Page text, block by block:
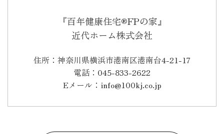
『百年健康住宅®FPの家』
近代ホーム株式会社
住所：神奈川県横浜市港南区港南台4-21-17
電話：045-833-2622
Eメール：info@100kj.co.jp